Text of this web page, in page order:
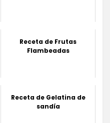
Receta de Frutas
Flambeadas
Receta de Gelatina de
sandía